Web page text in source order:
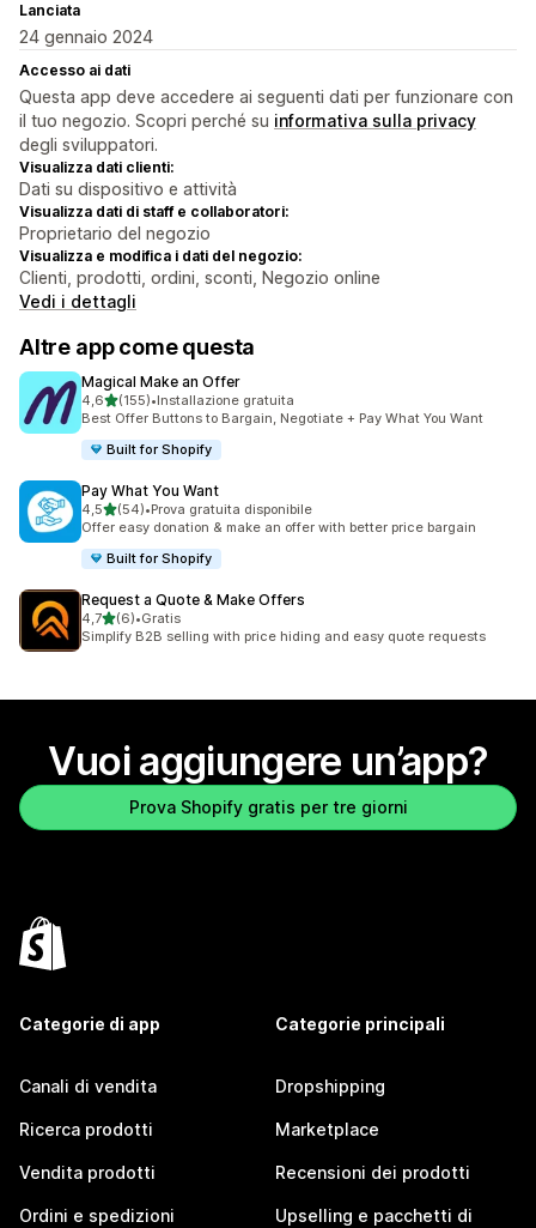
Lanciata
24 gennaio 2024
Accesso ai dati
Questa app deve accedere ai seguenti dati per funzionare con
il tuo negozio. Scopri perché su informativa sulla privacy
degli sviluppatori.
Visualizza dati clienti:
Dati su dispositivo e attività
Visualizza dati di staff e collaboratori:
Proprietario del negozio
Visualizza e modifica i dati del negozio:
Clienti, prodotti, ordini, sconti, Negozio online
Vedi i dettagli
Altre app come questa
Magical Make an Offer
4,6stelle su 5
(155)
155 recensioni totali
•Installazione gratuita
Best Offer Buttons to Bargain, Negotiate + Pay What You Want
Built for Shopify
Pay What You Want
4,5stelle su 5
(54)
54 recensioni totali
•Prova gratuita disponibile
Offer easy donation & make an offer with better price bargain
Built for Shopify
Request a Quote & Make Offers
4,7stelle su 5
(6)
6 recensioni totali
•Gratis
Simplify B2B selling with price hiding and easy quote requests
Vuoi aggiungere un’app?
Prova Shopify gratis per tre giorni
Categorie di app
Canali di vendita
Ricerca prodotti
Vendita prodotti
Ordini e spedizioni
Categorie principali
Dropshipping
Marketplace
Recensioni dei prodotti
Upselling e pacchetti di